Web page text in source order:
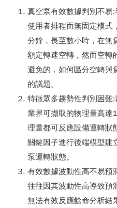
真空泵有效數據判別不易
使用者排程而無固定模式
分鐘，長至數小時，在無
額定轉速空轉，然而空轉
避免的，如何區分空轉與
的議題。
特徵眾多趨勢性判別困難
業界可擷取的物理量高達
理量都可反應設備運轉狀
關鍵因子進行後端模型建
泵運轉狀態。
有效數據波動性高不易預
往往因其波動性高導致預
無法有效反應餘命分析結